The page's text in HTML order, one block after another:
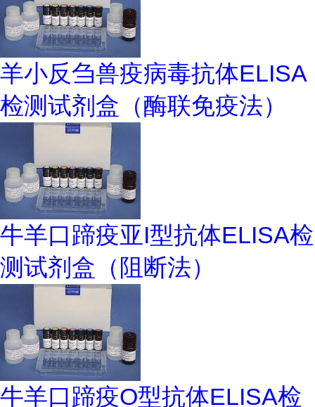
羊小反刍兽疫病毒抗体ELISA
检测试剂盒（酶联免疫法）
牛羊口蹄疫亚I型抗体ELISA检
测试剂盒（阻断法）
牛羊口蹄疫O型抗体ELISA检